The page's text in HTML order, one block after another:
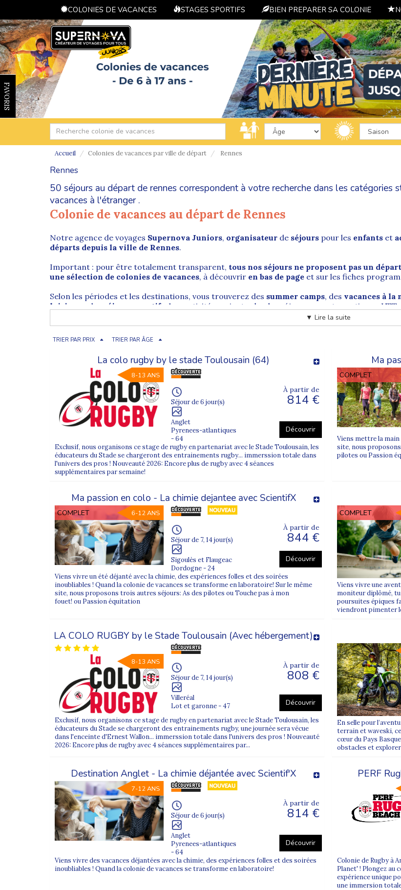
COLONIES DE VACANCES STAGES SPORTIFS BIEN PREPARER SA COLONIE
FAVORIS
Accueil Colonies de vacances par ville de départ Rennes
Rennes
50 séjours au départ de rennes correspondent à votre recherche dans les catégories
vacances à l'étranger.
Colonie de vacances au départ de Rennes
Notre agence de voyages Supernova Juniors, organisateur de séjours pour les enfants et
départs depuis la ville de Rennes.
Important : pour être totalement transparent, tous nos séjours ne proposent pas un
une sélection de colonies de vacances, à découvrir en bas de page et sur les fiches
Selon les périodes et les destinations, vous trouverez des summer camps, des vacances à la
loisirs
ou des séjours sportifs
. Les activités varient selon les séjours : sports nautiques,
ville de Rennesest située dans leNord-Ouest de la France . Elle est la préfecture de la
et-Vilaine (35).
Ancienne capitale du duché de Bretagne, Rennes possède une richesse remarquable en
pour ses maisons à colombages , son centre ancien, et ses monuments emblématiques.
Parmi les vestiges et lieux incontournables, on peut citer la
Porte Mordelaiseet laTour
grandes places du centre-ville. LaPlace du Parlement de Bretagnefait partie des lieux les
séculaire.
Grâce à sa situation en Bretagne et à sa desserte ferroviaire, Rennes est aussi un point de
exemple
Saint-Grégoire
Colonie de vacances au départ de Rennes
À chaque période devacances scolaires
(été, printemps, Toussaint, hiver), lorsque le
certaines
colonies de vacances etséjours sportifs gare SNCF de Rennes, dans le
Nos départs sontsystématiquement accompagnés par des animateurs spécialement
Les enfants sont ainsi encadrés dès le rendez-vous, avec une organisation claire et
DepuisRennes, de nombreux séjours sont accessibles dans toute la France lorsque le
Rennespeuvent être soumis à un
correspondant au prix des billets de train
Encadrement continu
par les équipes Supernova Juniors
Regroupement possible dans uneville de rassemblement
selon la destination
Fin du trajet en
autocar de tourisme jusqu’au centre de vacances
Comment se déroulent les transports au départ de Rennes ?
Sur lescolonies de vacances au départ de Rennes,Supernova Juniors donne rendez-vous
“GARE DE RENNES”,19 Place de la Gare.
Accès : parking Gare Sudpar la rue de Châtillon, etGare Nord
par le boulevard de Solférino.
Bordeauxselon la destination) où l’ensemble des enfants et adolescents de la colonie se
Le dernier tronçon se fait ensuite en
jusqu’au centre, sous la
Pour aller plus loin avec Supernova Juniors
colonies de vacances en hiver – Zone B
(académie de Rennes) ;
- Notre offre decolonies de vacances au printemps – Zone B
(académie de Rennes) ;
▼ Lire la suite
TRIER PAR PRIX TRIER PAR ÂGE
La colo rugby by le stade Toulousain (64)
8-13 ANS
Séjour de 6 jour(s)
Anglet
Pyrenees-atlantiques
- 64
À partir de
814 €
Découvrir
Exclusif, nous organisons ce stage de rugby en partenariat avec le Stade Toulousain, les
éducateurs du Stade se chargeront des entrainements rugby... immerssion totale dans
l'univers des pros ! Nouveauté 2026: Encore plus de rugby avec 4 séances
supplémentaires par semaine!
Ma
COMPLET
Viens mettre la main
site, nous
pilotes ou Passion
Ma passion en colo - La chimie dejantee avec ScientifX
COMPLET 6-12 ANS
Séjour de 7, 14 jour(s)
Sigoulès et Flaugeac
Dordogne - 24
À partir de
844 €
Découvrir
Viens vivre un été déjanté avec la chimie, des expériences folles et des soirées
inoubliables ! Quand la colonie de vacances se transforme en laboratoire! Sur le même
site, nous proposons trois autres séjours: As des pilotes ou Touche pas à mon
fouet! ou Passion équitation
COMPLET
Viens vivre une
moniteur diplômé,
poursuites épiques
viendront pimenter
LA COLO RUGBY by le Stade Toulousain (Avec hébergement)
8-13 ANS
Séjour de 7, 14 jour(s)
Villeréal
Lot et garonne - 47
À partir de
808 €
Découvrir
Exclusif, nous organisons ce stage de rugby en partenariat avec le Stade Toulousain, les
éducateurs du Stade se chargeront des entrainements rugby, une journée sera vécue
dans l'enceinte d'Ernest Wallon... immerssion totale dans l'univers des pros ! Nouveauté
2026: Encore plus de rugby avec 4 séances supplémentaires par...
En selle pour
terrain et waveski,
cœur du Pays
obstacles et
Destination Anglet - La chimie déjantée avec Scientif'X
7-12 ANS
Séjour de 6 jour(s)
Anglet
Pyrenees-atlantiques
- 64
À partir de
814 €
Découvrir
Viens vivre des vacances déjantées avec la chimie, des expériences folles et des soirées
inoubliables ! Quand la colonie de vacances se transforme en laboratoire!
PERF
Colonie de Rugby à
Planet' ! Plongez au
expérience unique
une immersion